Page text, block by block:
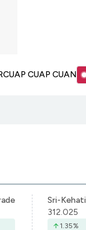
CUAP CUAP CUAN
Sri-Kehati
312.025
1.35%